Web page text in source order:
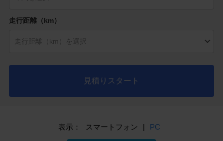
走行距離（km）
見積りスタート
表示： スマートフォン PC